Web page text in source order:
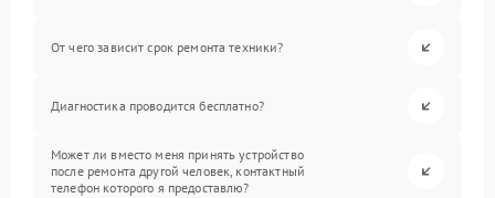
От чего зависит срок ремонта техники?
Диагностика проводится бесплатно?
Может ли вместо меня принять устройство
после ремонта другой человек, контактный
телефон которого я предоставлю?